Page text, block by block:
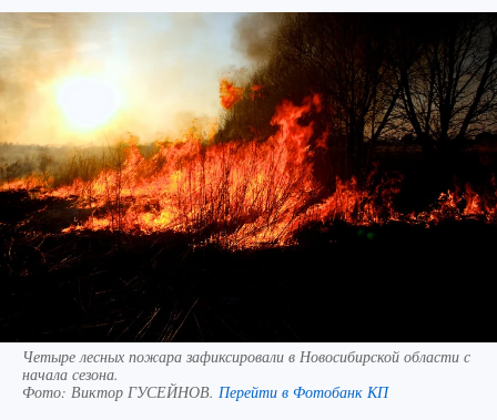
Четыре лесных пожара зафиксировали в Новосибирской области с
начала сезона.
Фото: Виктор ГУСЕЙНОВ. Перейти в Фотобанк КП